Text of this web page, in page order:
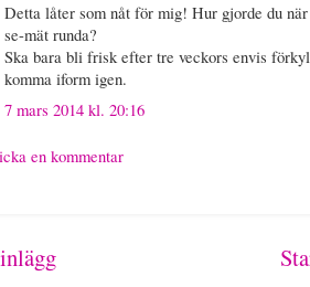
Detta låter som nåt för mig! Hur gjorde du
se-mät runda?
Ska bara bli frisk efter tre veckors envis
komma iform igen.
7 mars 2014 kl. 20:16
en kommentar